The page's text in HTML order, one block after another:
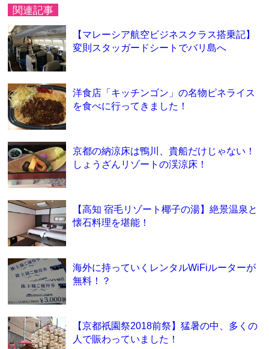
関連記事
【マレーシア航空ビジネスクラス搭乗記】
変則スタッガードシートでバリ島へ
洋食店「キッチンゴン」の名物ピネライス
を食べに行ってきました！
京都の納涼床は鴨川、貴船だけじゃない！
しょうざんリゾートの渓涼床！
【高知 宿毛リゾート椰子の湯】絶景温泉と
懐石料理を堪能！
海外に持っていくレンタルWiFiルーターが
無料！？
【京都祇園祭2018前祭】猛暑の中、多くの
人で賑わっていました！